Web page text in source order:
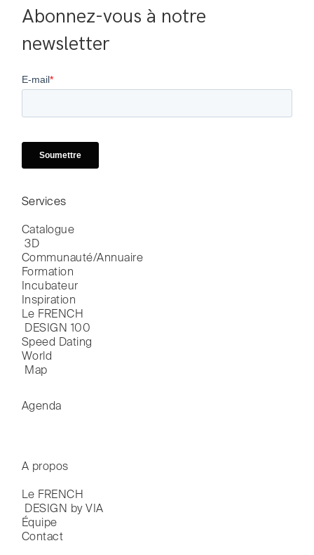
Abonnez-vous à notre
newsletter
Services
Catalogue
3D
Communauté/Annuaire
Formation
Incubateur
Inspiration
Le FRENCH
DESIGN 100
Speed Dating
World
Map
Agenda
A propos
Le FRENCH
DESIGN by VIA
Équipe
Contact